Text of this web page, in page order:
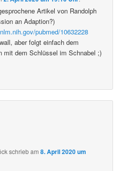
Artikel von Randolph
an Adaption?)
pubmed/10632228
aber folgt einfach dem
mit dem Schlüssel im Schnabel ;)
schriebam8. April 2020 um